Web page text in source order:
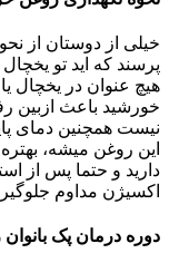
خیلی از دوستان از
پرسند که اید تو
هیچ عنوان در یخچال
خورشید باعث ازبین
نیست همچنین دمای
این روغن میشه،
دارید و حتما پس از
اکسیژن مداوم
دوره درمان پک بانوان